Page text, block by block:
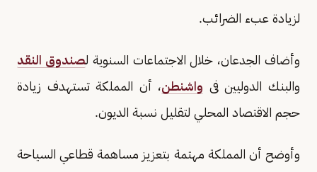
لزيادة عبء الضرائب.
وأضاف الجدعان، خلال الاجتماعات السنوية لصندوق النقد
والبنك الدوليين فى واشنطن، أن المملكة تستهدف زيادة
حجم الاقتصاد المحلي لتقليل نسبة الديون.
وأوضح أن المملكة مهتمة بتعزيز مساهمة قطاعي السياحة